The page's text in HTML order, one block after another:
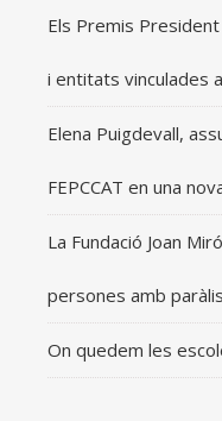
Els Premis
i entitats vinculades a
Elena Puigdevall,
FEPCCAT en una
La Fundació Joan
persones amb
On quedem les